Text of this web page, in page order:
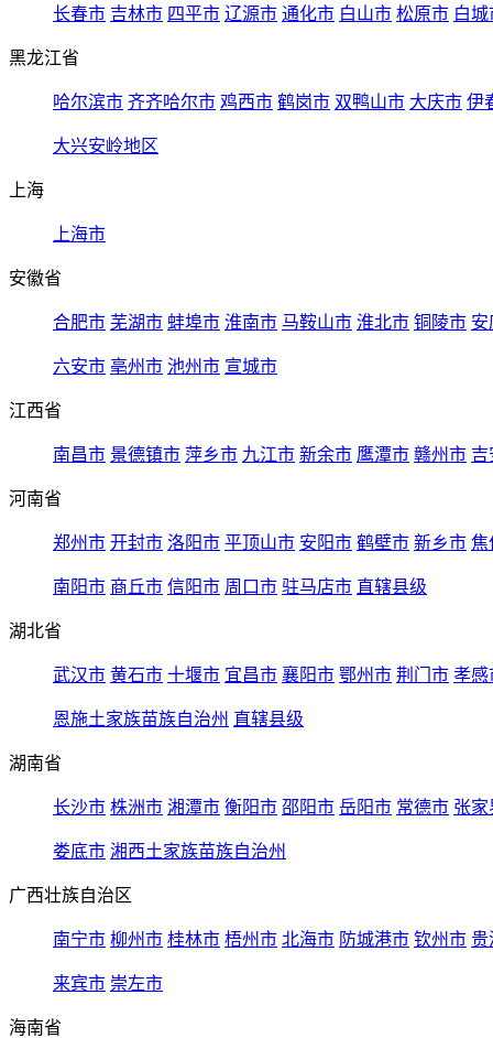
长春市 吉林市 四平市 辽源市 通化市 白山市 松原市 白城
黑龙江省
哈尔滨市 齐齐哈尔市 鸡西市 鹤岗市 双鸭山市 大庆市 伊
大兴安岭地区
上海
上海市
安徽省
合肥市 芜湖市 蚌埠市 淮南市 马鞍山市 淮北市 铜陵市 安
六安市 亳州市 池州市 宣城市
江西省
南昌市 景德镇市 萍乡市 九江市 新余市 鹰潭市 赣州市 吉
河南省
郑州市 开封市 洛阳市 平顶山市 安阳市 鹤壁市 新乡市 焦
南阳市 商丘市 信阳市 周口市 驻马店市 直辖县级
湖北省
武汉市 黄石市 十堰市 宜昌市 襄阳市 鄂州市 荆门市 孝感
恩施土家族苗族自治州 直辖县级
湖南省
长沙市 株洲市 湘潭市 衡阳市 邵阳市 岳阳市 常德市 张家
娄底市 湘西土家族苗族自治州
广西壮族自治区
南宁市 柳州市 桂林市 梧州市 北海市 防城港市 钦州市 贵
来宾市 崇左市
海南省